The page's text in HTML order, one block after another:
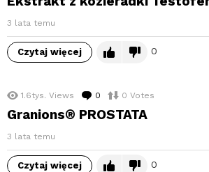
3 lata temu
Czytaj więcej 0
1.6tys. Views 0 komentarzy
0 Votes
Granions® PROSTATA
3 lata temu
Czytaj więcej 0